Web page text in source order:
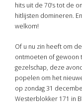
hits uit de 70’s tot de
hitlijsten domineren.
welkom!
Of u nu zin heeft om
ontmoeten of gewoon
gezelschap, deze
popelen om het
op zondag 31
Westerblokker 171 in